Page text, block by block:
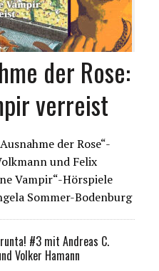
der Rose:
verreist
der Rose“-
und Felix
Vampir“-Hörspiele
Sommer-Bodenburg
#3 mit Andreas C.
Volker Hamann